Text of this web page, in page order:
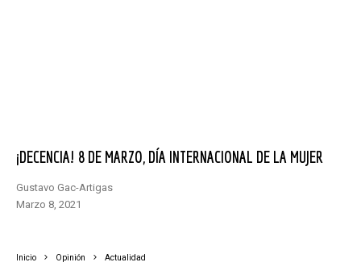
¡DECENCIA! 8 DE MARZO, DÍA INTERNACIONAL DE LA MUJER
Gustavo Gac-Artigas
marzo 8, 2021
Inicio Opinión Actualidad